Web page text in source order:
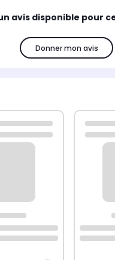
avis disponible pour
Donner mon avis